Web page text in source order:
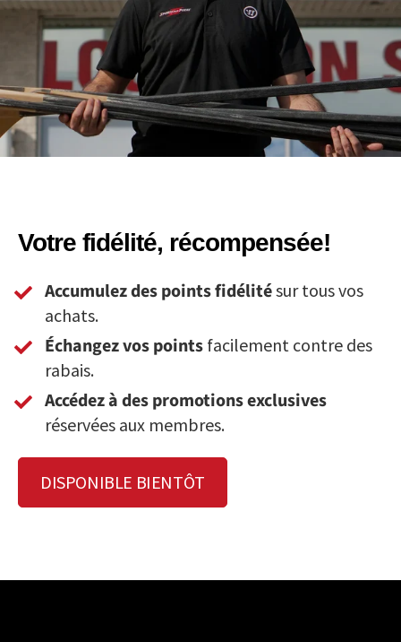
Votre fidélité, récompensée!
Accumulez des points fidélitésur tous vos
achats.
Échangez vos points facilement contre des
rabais.
Accédez à des promotions exclusives
réservées aux membres.
DISPONIBLE BIENTÔT